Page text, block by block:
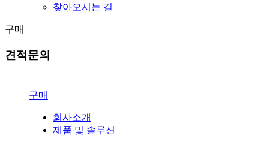
찾아오시는 길
구매
견적문의
구매
회사소개
제품 및 솔루션